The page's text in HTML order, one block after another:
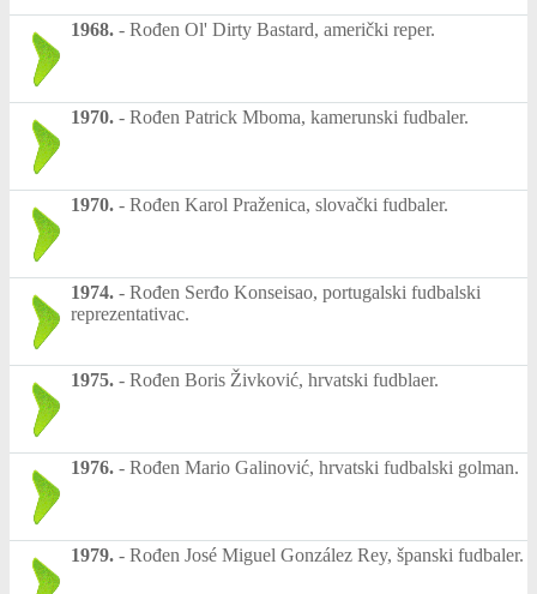
1968. - Rođen Ol' Dirty Bastard, američki reper.
1970. - Rođen Patrick Mboma, kamerunski fudbaler.
1970. - Rođen Karol Praženica, slovački fudbaler.
1974. - Rođen Serđo Konseisao, portugalski fudbalski
reprezentativac.
1975. - Rođen Boris Živković, hrvatski fudblaer.
1976. - Rođen Mario Galinović, hrvatski fudbalski golman.
1979. - Rođen José Miguel González Rey, španski fudbaler.